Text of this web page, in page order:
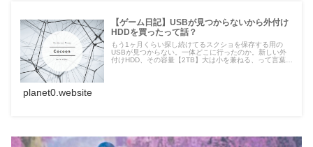
【ゲーム日記】USBが見つからないから外付け
HDDを買ったって話？
もう1ヶ月くらい探し続けてるスクショを保存する用の
USBが見つからない。一体どこに行ったのか。新しい外
付けHDD、その容量【2TB】大は小を兼ねる、って言葉が
planet0.website